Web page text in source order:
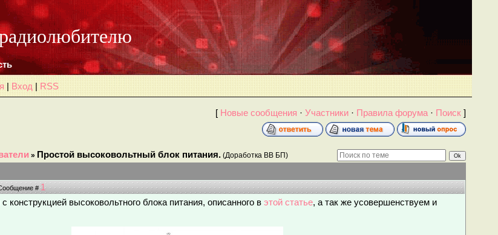
Вход RSS
[ Новые сообщения · Участники· Правила форума· Поиск]
» Простой высоковольтный блок питания. (Доработка ВВ БП)
#1
конструкцией высоковольтного блока питания, описанного в этой статье, а так же усовершенствуем и